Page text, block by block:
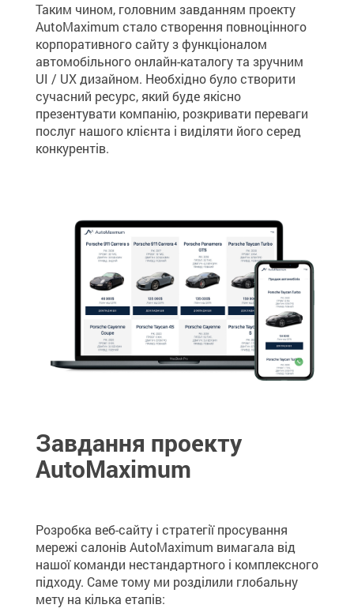
Таким чином, головним завданням проекту
AutoMaximum стало створення повноцінного
корпоративного сайту з функціоналом
автомобільного онлайн-каталогу та зручним
UI / UX дизайном. Необхідно було створити
сучасний ресурс, який буде якісно
презентувати компанію, розкривати переваги
послуг нашого клієнта і виділяти його серед
конкурентів.
Завдання проекту
AutoMaximum
Розробка веб-сайту і стратегії просування
мережі салонів AutoMaximum вимагала від
нашої команди нестандартного і комплексного
підходу. Саме тому ми розділили глобальну
мету на кілька етапів: